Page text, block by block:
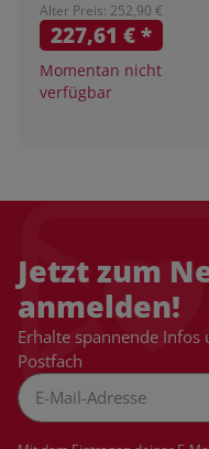
Alter Preis: 252,90 €
227,61 €*
Momentan nicht
verfügbar
Jetzt zum
anmelden!
Erhalte spannende
Postfach